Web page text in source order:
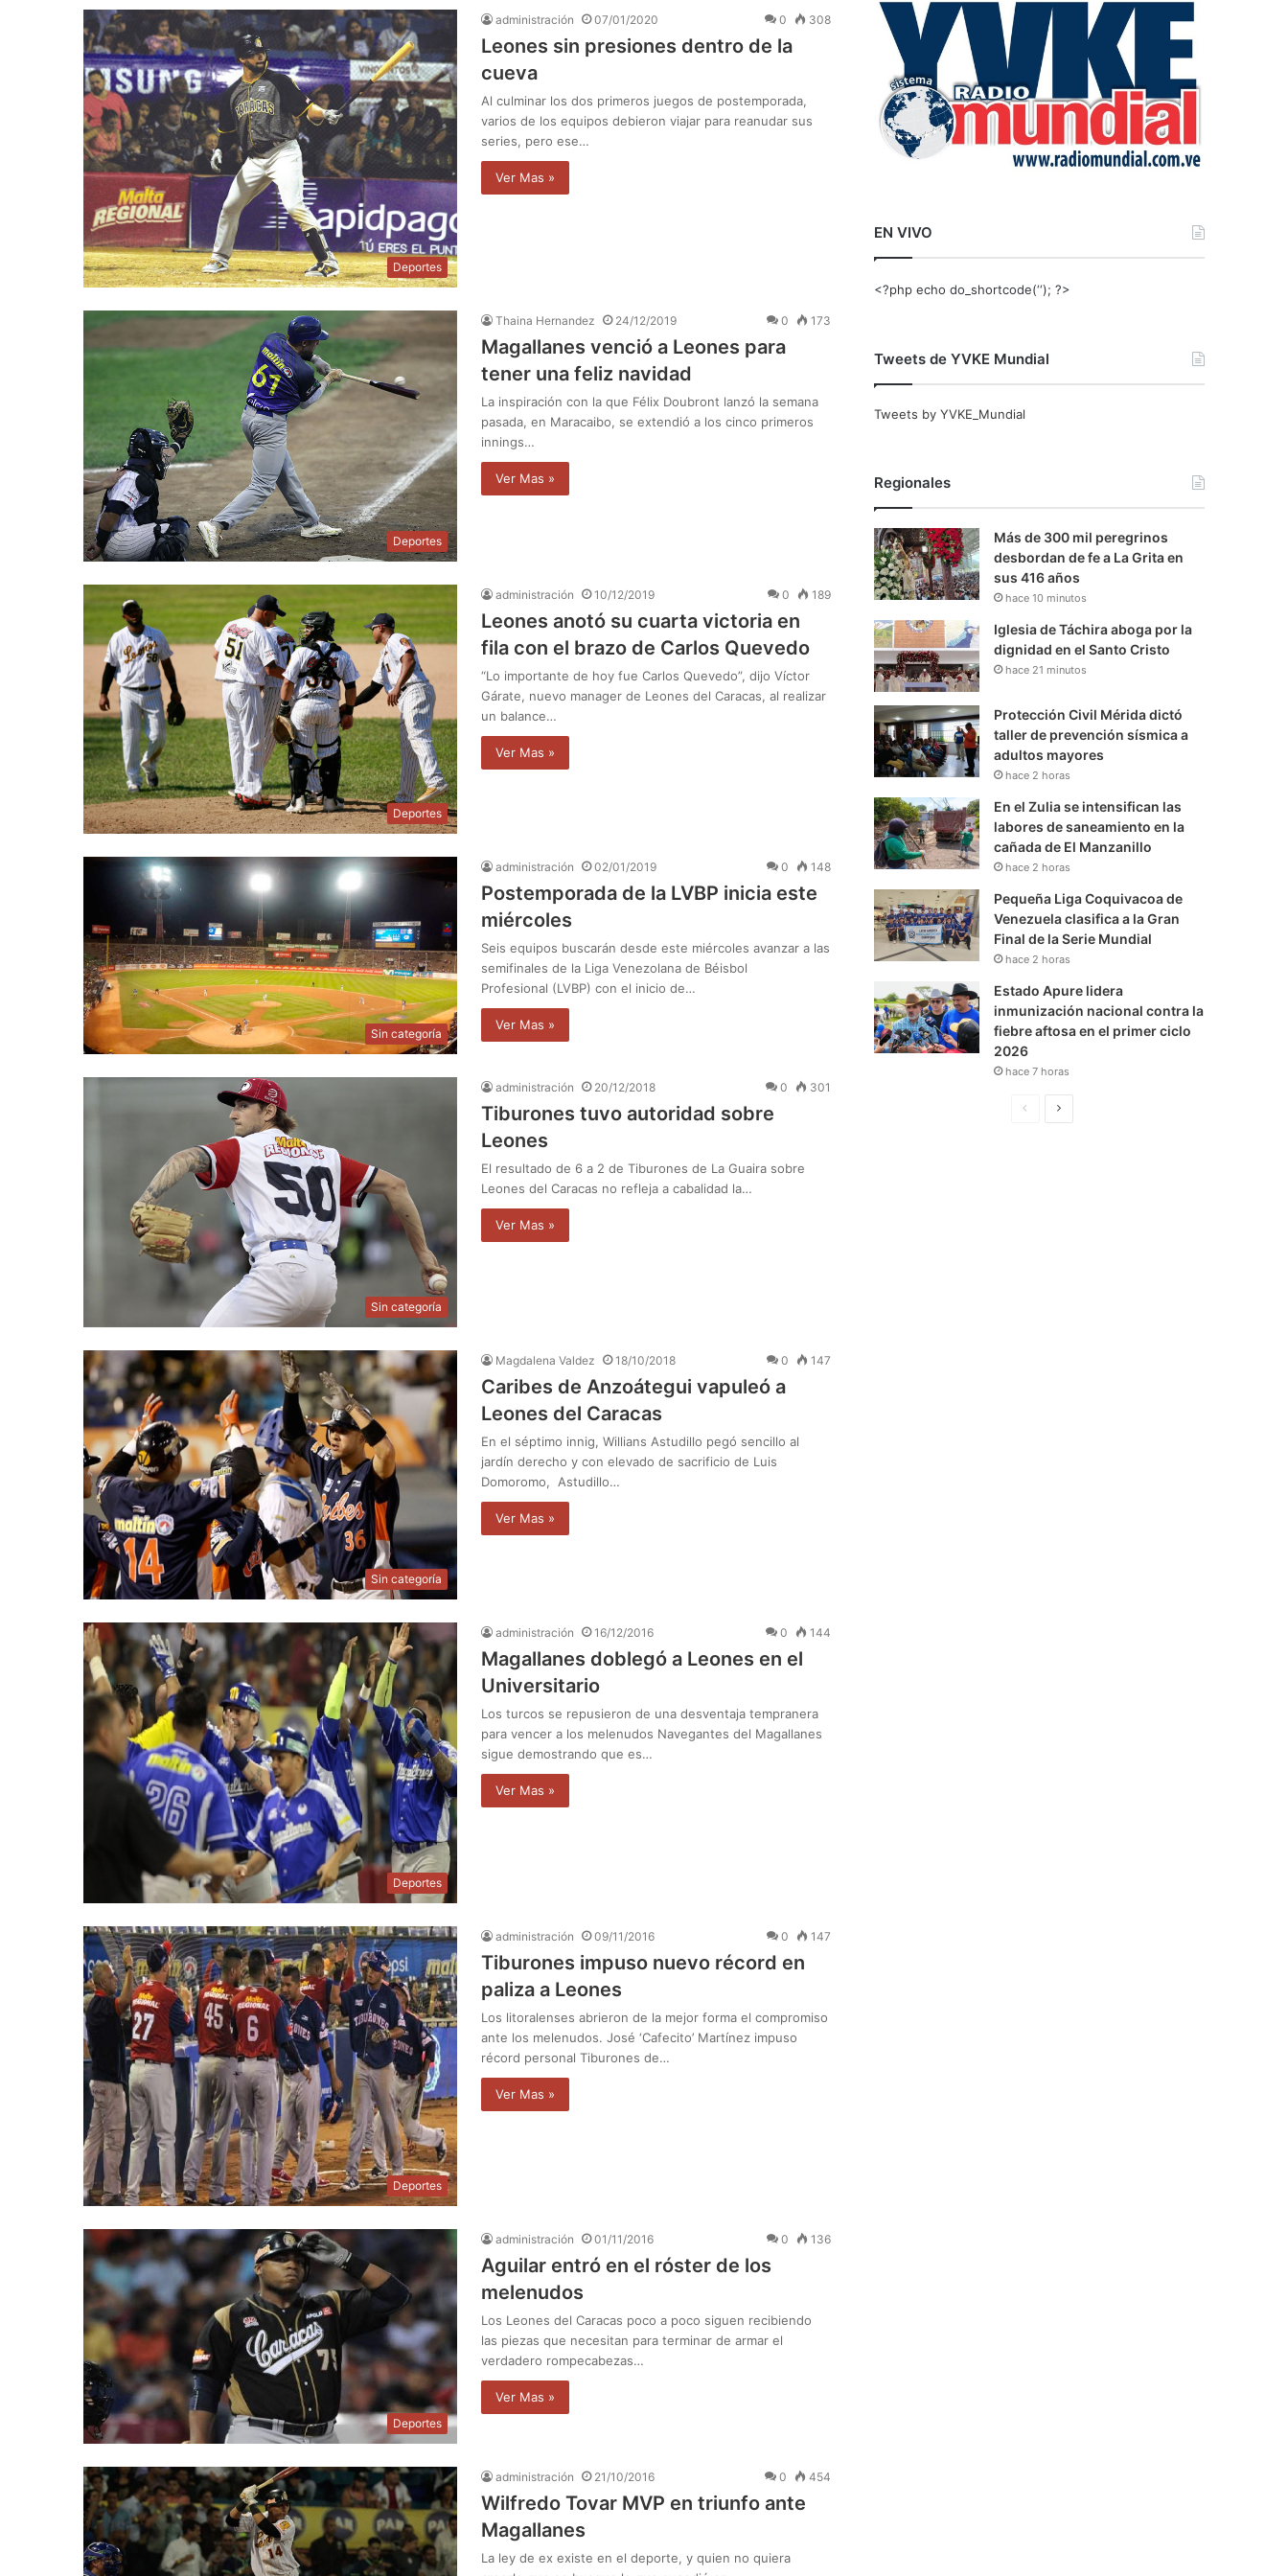
Deportes
administración 07/01/2020 0 308
Leones sin presiones dentro de la
cueva
Al culminar los dos primeros juegos de postemporada,
varios de los equipos debieron viajar para reanudar sus
series, pero ese…
Ver Mas »
Deportes
Thaina Hernandez 24/12/2019 0 173
Magallanes venció a Leones para
tener una feliz navidad
La inspiración con la que Félix Doubront lanzó la semana
pasada, en Maracaibo, se extendió a los cinco primeros
innings…
Ver Mas »
Deportes
administración 10/12/2019 0 189
Leones anotó su cuarta victoria en
fila con el brazo de Carlos Quevedo
“Lo importante de hoy fue Carlos Quevedo”, dijo Víctor
Gárate, nuevo manager de Leones del Caracas, al realizar
un balance…
Ver Mas »
Sin categoría
administración 02/01/2019 0 148
Postemporada de la LVBP inicia este
miércoles
Seis equipos buscarán desde este miércoles avanzar a las
semifinales de la Liga Venezolana de Béisbol
Profesional (LVBP) con el inicio de…
Ver Mas »
Sin categoría
administración 20/12/2018 0 301
Tiburones tuvo autoridad sobre
Leones
El resultado de 6 a 2 de Tiburones de La Guaira sobre
Leones del Caracas no refleja a cabalidad la…
Ver Mas »
Sin categoría
Magdalena Valdez 18/10/2018 0 147
Caribes de Anzoátegui vapuleó a
Leones del Caracas
En el séptimo innig, Willians Astudillo pegó sencillo al
jardín derecho y con elevado de sacrificio de Luis
Domoromo, Astudillo…
Ver Mas »
Deportes
administración 16/12/2016 0 144
Magallanes doblegó a Leones en el
Universitario
Los turcos se repusieron de una desventaja tempranera
para vencer a los melenudos Navegantes del Magallanes
sigue demostrando que es…
Ver Mas »
Deportes
administración 09/11/2016 0 147
Tiburones impuso nuevo récord en
paliza a Leones
Los litoralenses abrieron de la mejor forma el compromiso
ante los melenudos. José ‘Cafecito’ Martínez impuso
récord personal Tiburones de…
Ver Mas »
Deportes
administración 01/11/2016 0 136
Aguilar entró en el róster de los
melenudos
Los Leones del Caracas poco a poco siguen recibiendo
las piezas que necesitan para terminar de armar el
verdadero rompecabezas…
Ver Mas »
administración 21/10/2016 0 454
Wilfredo Tovar MVP en triunfo ante
Magallanes
La ley de ex existe en el deporte, y quien no quiera
r
EN VIVO
<?php echo do_shortcode(‘‘); ?>
Tweets de YVKE Mundial
Tweets by YVKE_Mundial
Regionales
Más de 300 mil peregrinos
desbordan de fe a La Grita en
sus 416 años
hace 10 minutos
Iglesia de Táchira aboga por la
dignidad en el Santo Cristo
hace 21 minutos
Protección Civil Mérida dictó
taller de prevención sísmica a
adultos mayores
hace 2 horas
En el Zulia se intensifican las
labores de saneamiento en la
cañada de El Manzanillo
hace 2 horas
Pequeña Liga Coquivacoa de
Venezuela clasifica a la Gran
Final de la Serie Mundial
hace 2 horas
Estado Apure lidera
inmunización nacional contra la
fiebre aftosa en el primer ciclo
2026
hace 7 horas
S